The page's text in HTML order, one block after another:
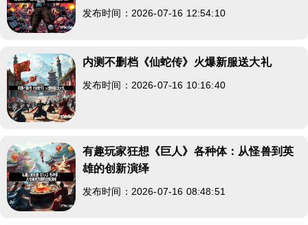
发布时间：2026-07-16 12:54:10
内测不删档《仙蛇传》火爆新服送大礼
发布时间：2026-07-16 10:16:40
有趣玩家狂想《巨人》各种体：从怪兽到英
雄的创新演绎
发布时间：2026-07-16 08:48:51